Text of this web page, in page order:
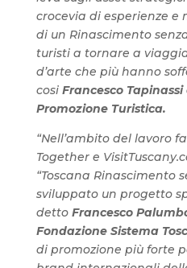
crocevia di esperienze e
di un Rinascimento
turisti a tornare a
d’arte che più hanno
cosi Francesco
Promozione Turistica.
“Nell’ambito del lavoro
Together e
“Toscana Rinascimento
sviluppato un progetto
detto Francesco
Fondazione Sistema
di promozione più forte